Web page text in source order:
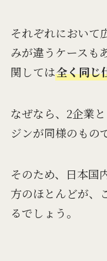
それぞれにおいて
みが違うケースも
関しては全く同じ
なぜなら、2企業
ジンが同様のもの
そのため、日本国
方のほとんどが、
るでしょう。